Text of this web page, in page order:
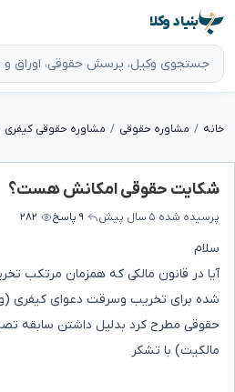
بنیاد وکلا
خانه مشاوره حقوقی مشاوره حقوقی کیفری
شکایت حقوقی امکانش هست؟
پرسیده شده ۵ سال پیش ۹ پاسخ ۲۸۲
سلام
آیا در قانون مالکی که همزمان مرتکب
شده برای تخریب وسرقت دعوای کیفری
حقوقی مطرح کرد بدلیل داشتن سابقه
مالکیت) با تشکر